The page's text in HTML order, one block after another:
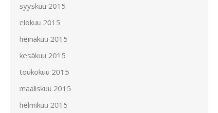
syyskuu 2015
elokuu 2015
heinäkuu 2015
kesäkuu 2015
toukokuu 2015
maaliskuu 2015
helmikuu 2015